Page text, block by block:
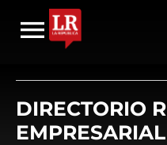
DIRECTORIO
EMPRESARIAL